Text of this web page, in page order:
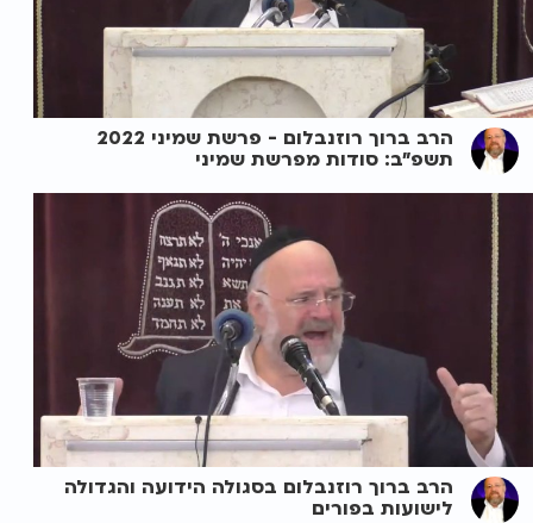
הרב ברוך רוזנבלום - פרשת שמיני 2022
תשפ"ב: סודות מפרשת שמיני
הרב ברוך רוזנבלום בסגולה הידועה והגדולה
לישועות בפורים